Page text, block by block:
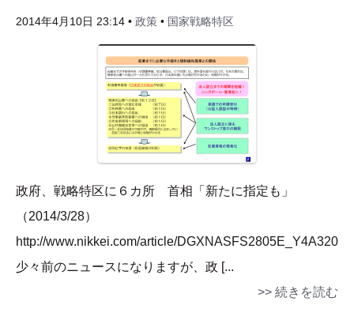
2014年4月10日 23:14 • 政策 • 国家戦略特区
政府、戦略特区に６カ所 首相「新たに指定も」
（2014/3/28）
http://www.nikkei.com/article/
少々前のニュースになりますが、政 [...
>> 続きを読む